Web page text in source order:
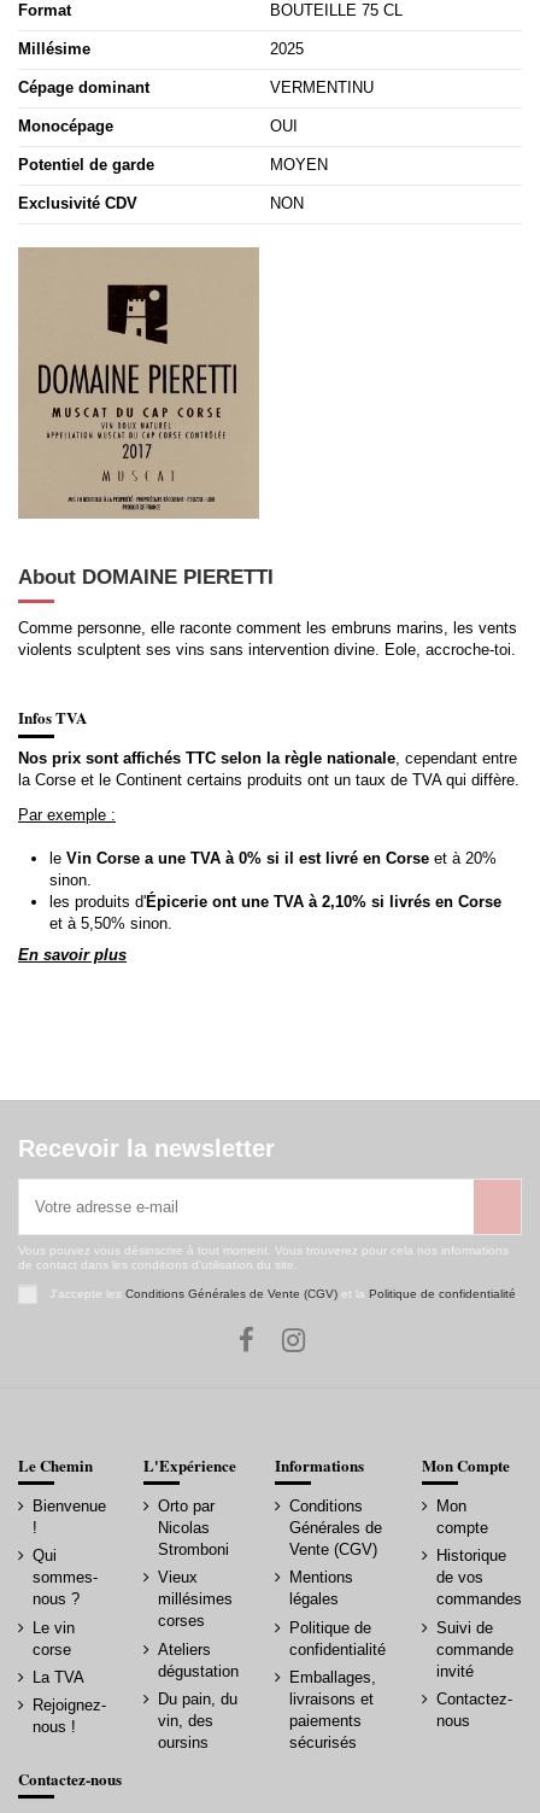
Format BOUTEILLE 75 CL
Millésime 2025
Cépage dominant VERMENTINU
Monocépage OUI
Potentiel de garde MOYEN
Exclusivité CDV NON
About DOMAINE PIERETTI
Comme personne, elle raconte comment les embruns marins, les vents
violents sculptent ses vins sans intervention divine. Eole, accroche-toi.
Infos TVA
Nos prix sont affichés TTC selon la règle nationale, cependant entre
la Corse et le Continent certains produits ont un taux de TVA qui diffère.
Par exemple :
le Vin Corse a une TVA à 0% si il est livré en Corse et à 20%
sinon.
les produits d'Épicerie ont une TVA à 2,10% si livrés en Corse
et à 5,50% sinon.
En savoir plus
Recevoir la newsletter
Vous pouvez vous désinscrire à tout moment. Vous trouverez pour cela nos informations
de contact dans les conditions d'utilisation du site.
J'accepte les Conditions Générales de Vente (CGV)et la Politique de confidentialité
Le Chemin
Bienvenue
!
Qui
sommes-
nous ?
Le vin
corse
La TVA
Rejoignez-
nous !
L'Expérience
Orto par
Nicolas
Stromboni
Vieux
millésimes
corses
Ateliers
dégustation
Du pain, du
vin, des
oursins
Informations
Conditions
Générales de
Vente (CGV)
Mentions
légales
Politique de
confidentialité
Emballages,
livraisons et
paiements
sécurisés
Mon Compte
Mon
compte
Historique
de vos
commandes
Suivi de
commande
invité
Contactez-
nous
Contactez-nous